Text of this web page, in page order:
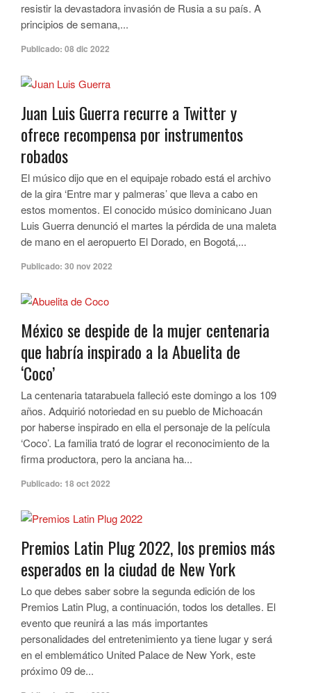
resistir la devastadora invasión de Rusia a su país. A
principios de semana,...
Publicado: 08 dic 2022
Juan Luis Guerra recurre a Twitter y
ofrece recompensa por instrumentos
robados
El músico dijo que en el equipaje robado está el archivo
de la gira ‘Entre mar y palmeras’ que lleva a cabo en
estos momentos. El conocido músico dominicano Juan
Luis Guerra denunció el martes la pérdida de una maleta
de mano en el aeropuerto El Dorado, en Bogotá,...
Publicado: 30 nov 2022
México se despide de la mujer centenaria
que habría inspirado a la Abuelita de
‘Coco’
La centenaria tatarabuela falleció este domingo a los 109
años. Adquirió notoriedad en su pueblo de Michoacán
por haberse inspirado en ella el personaje de la película
‘Coco’. La familia trató de lograr el reconocimiento de la
firma productora, pero la anciana ha...
Publicado: 18 oct 2022
Premios Latin Plug 2022, los premios más
esperados en la ciudad de New York
Lo que debes saber sobre la segunda edición de los
Premios Latin Plug, a continuación, todos los detalles. El
evento que reunirá a las más importantes
personalidades del entretenimiento ya tiene lugar y será
en el emblemático United Palace de New York, este
próximo 09 de...